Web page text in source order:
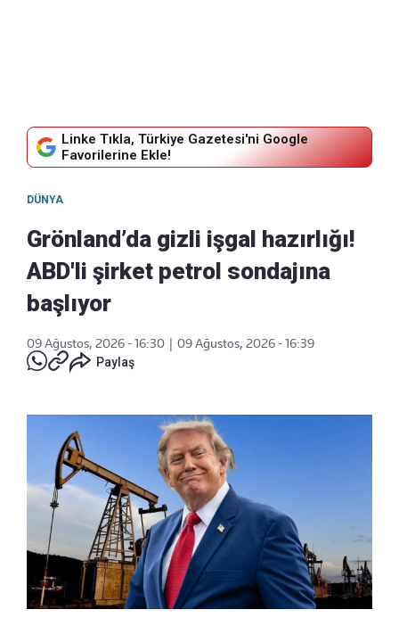
Linke Tıkla, Türkiye Gazetesi'ni Google
Favorilerine Ekle!
DÜNYA
Grönland’da gizli işgal hazırlığı!
ABD'li şirket petrol sondajına
başlıyor
09 Ağustos, 2026 - 16:30
09 Ağustos, 2026 - 16:39
Paylaş